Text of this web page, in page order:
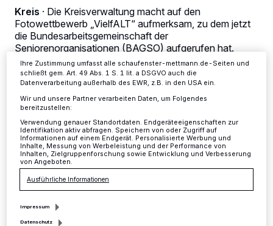
Kreis · Die Kreisverwaltung macht auf den
Fotowettbewerb „VielfALT“ aufmerksam, zu dem jetzt
die Bundesarbeitsgemeinschaft der
Seniorenorganisationen (BAGSO) aufgerufen hat.
Gesucht werden Fotografien, die die Vielfalt und
Potenziale älterer Menschen in der heutigen
Gesellschaft dokumentieren und stereotype Altersbilder
hinterfragen.
31.01.2023 , 15:00 Uhr Eine Minute Lesezeit
dieses Menü jederzeit wieder aufrufen, um Ihre Einstellungen zu
ändern oder Ihre Einwilligung zu widerrufen, indem Sie auf den Link
Einstellungen oder Ablehnen am unteren Rand der Webseite klicken.
Ihre Einstellungen gelten innerhalb unseres Website. Weitere
Informationen finden Sie in unserer Datenschutzerklärung.
Ihre Zustimmung umfasst alle schaufenster-mettmann.de-Seiten und
schließt gem. Art. 49 Abs. 1 S. 1 lit. a DSGVO auch die
Datenverarbeitung außerhalb des EWR, z.B. in den USA ein.
Wir und unsere Partner verarbeiten Daten, um Folgendes
bereitzustellen:
Verwendung genauer Standortdaten. Endgeräteeigenschaften zur
Identifikation aktiv abfragen. Speichern von oder Zugriff auf
Informationen auf einem Endgerät. Personalisierte Werbung und
Inhalte, Messung von Werbeleistung und der Performance von
Inhalten, Zielgruppenforschung sowie Entwicklung und Verbesserung
von Angeboten.
Ausführliche Informationen
Impressum
Datenschutz